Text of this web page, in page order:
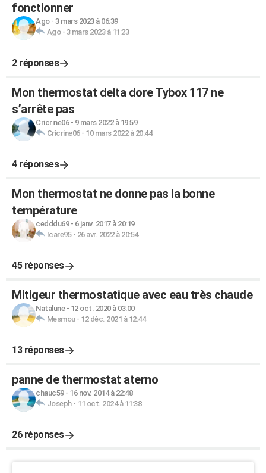
fonctionner
Ago- 3 mars 2023 à 06:39
Ago- 3 mars 2023 à 11:23
2 réponses
Mon thermostat delta dore Tybox 117 ne
s’arrête pas
Cricrine06- 9 mars 2022 à 19:59
Cricrine06- 10 mars 2022 à 20:44
4 réponses
Mon thermostat ne donne pas la bonne
température
cedddu69- 6 janv. 2017 à 20:19
Icare95- 26 avr. 2022 à 20:54
45 réponses
Mitigeur thermostatique avec eau très chaude
Natalune- 12 oct. 2020 à 03:00
Mesmou- 12 déc. 2021 à 12:44
13 réponses
panne de thermostat aterno
chauc59- 16 nov. 2014 à 22:48
Joseph- 11 oct. 2024 à 11:38
26 réponses